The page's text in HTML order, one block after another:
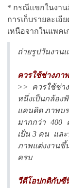
* กรณีแขกในงา
การเก็บรายละเอี
เหนือจากในแพคเ
ถ่ายรูปวันงาน
ควรใช้ช่างภา
>> ควรใช้ช่า
หนึ่งเป็นกล้อง
แคนดิด ภาพบ
มากกว่า 400
เป็น 3 คน แล
ภาพแต่งงานขึ้
ครบ
วีดีโอปกติกับซี